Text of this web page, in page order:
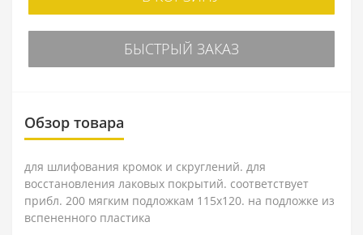
БЫСТРЫЙ ЗАКАЗ
Обзор товара
для шлифования кромок и скруглений. для
восстановления лаковых покрытий. соответствует
прибл. 200 мягким подложкам 115x120. на подложке из
вспененного пластика